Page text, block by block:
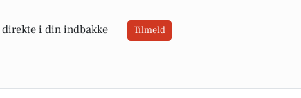
direkte i din indbakke Tilmeld